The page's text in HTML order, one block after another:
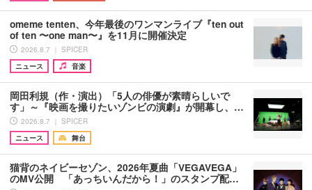
omeme tenten、今年最後のワンマンライブ『ten out
of ten 〜one man〜』を11月に開催決定
2026.8.7 ｜ SPICER
ニュース
音楽
岡田利規（作・演出）「5人の俳優が素晴らしいで
す」～『映画を撮りたいゾンビの演劇』が開幕し、…
2026.8.7 ｜ SPICER
ニュース
舞台
猫背のネイビーセゾン、2026年夏曲「VEGAVEGA」
のMV公開 「あっちいんだから！」のスタンプ配…